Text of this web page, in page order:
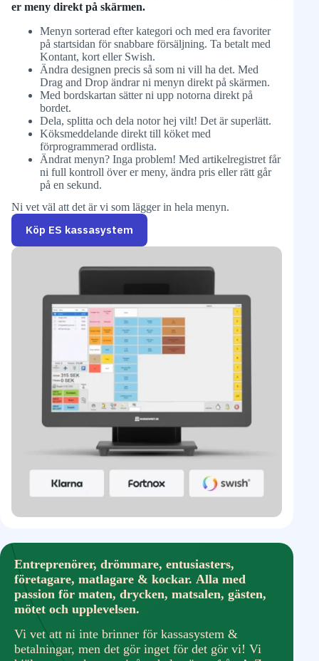
er meny direkt på skärmen.
Menyn sorterad efter kategori och med era favoriter
på startsidan för snabbare försäljning. Ta betalt med
Kontant, kort eller Swish.
Ändra designen precis så som ni vill ha det. Med
Drag and Drop ändrar ni menyn direkt på skärmen.
Med bordskartan sätter ni upp notorna direkt på
bordet.
Dela, splitta och dela notor hej vilt! Det är superlätt.
Köksmeddelande direkt till köket med
förprogrammerad ordlista.
Ändrat menyn? Inga problem! Med artikelregistret får
ni full kontroll över er meny, ändra pris eller rätt går
på en sekund.
Ni vet väl att det är vi som lägger in hela menyn.
Köp ES kassasystem
Entreprenörer, drömmare, entusiasters,
företagare, matlagare & kockar. Alla med
passion för maten, drycken, matsalen, gästen,
mötet och upplevelsen.
Vi vet att ni inte brinner för kassasystem &
betalningar, men det gör inget för det gör vi! Vi